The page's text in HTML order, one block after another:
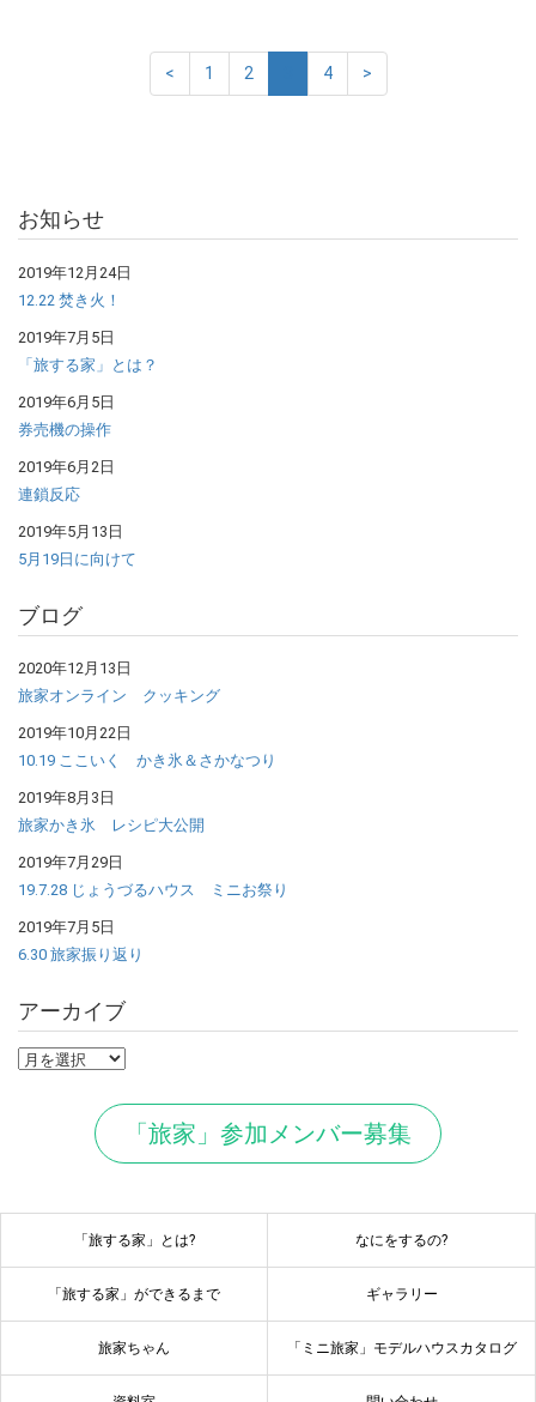
< 1 2 4 >
お知らせ
2019年12月24日
12.22 焚き火！
2019年7月5日
「旅する家」とは？
2019年6月5日
券売機の操作
2019年6月2日
連鎖反応
2019年5月13日
5月19日に向けて
ブログ
2020年12月13日
旅家オンライン クッキング
2019年10月22日
10.19 ここいく かき氷＆さかなつり
2019年8月3日
旅家かき氷 レシピ大公開
2019年7月29日
19.7.28 じょうづるハウス ミニお祭り
2019年7月5日
6.30 旅家振り返り
アーカイブ
ア
「旅家」参加メンバー募集
「旅する家」とは? なにをするの?
「旅する家」ができるまで ギャラリー
旅家ちゃん 「ミニ旅家」モデルハウスカタログ